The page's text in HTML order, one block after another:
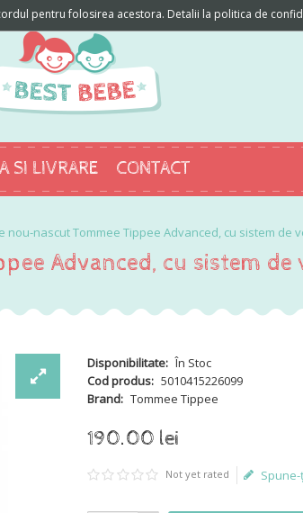
SI LIVRARE CONTACT
nou-nascut Tommee Tippee Advanced, cu sistem de
Advanced, cu sistem
Disponibilitate: În Stoc
Cod produs: 5010415226099
Brand: Tommee Tippee
190.00 lei
Not yet rated
pentru folosirea acestora. Detalii la politica de